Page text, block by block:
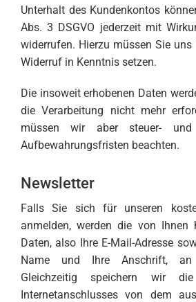
Unterhalt des Kundenkontos
Abs. 3 DSGVO jederzeit mit
widerrufen. Hierzu müssen Sie uns
Widerruf in Kenntnis setzen.
Die insoweit erhobenen Daten
die Verarbeitung nicht mehr
müssen wir aber steuer- und
Aufbewahrungsfristen beachten.
Newsletter
Falls Sie sich für unseren
anmelden, werden die von Ihnen
Daten, also Ihre E-Mail-Adresse
Name und Ihre Anschrift, an
Gleichzeitig speichern wir
Internetanschlusses von dem